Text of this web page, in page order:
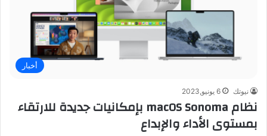
أخبار
نيوتك 6 يونيو,2023
نظام macOS Sonoma بإمكانيات جديدة للارتقاء
بمستوى الأداء والإبداع